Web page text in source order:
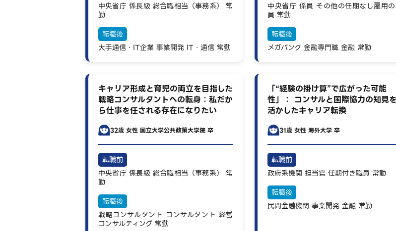
中央省庁 係長級 総合職相当（事務系）
常
勤
転職後
大手通信・IT企業 事業開発 IT・通信 常勤
中央省庁 係員 その他の任期なし雇用
員 常勤
転職後
メガバンク 金融専門職 金融 常勤
キャリア形成と育児の両立を目指した
戦略コンサルタントへの転身：私だか
ら仕事を任される存在になりたい
32歳 女性 国立大学公共政策大学院 卒
転職前
中央省庁 係長級 総合職相当（事務系）
常
勤
転職後
戦略コンサルタント コンサルタント 経営
コンサルティング 常勤
「“経験の掛け算”で広がった可能
性」： コンサルと国際協力の知見を
活かしたキャリア転換
31歳 女性 海外大学 卒
転職前
政府系機関 担当官 任期付き職員 常勤
転職後
民間金融機関 事業開発 金融 常勤